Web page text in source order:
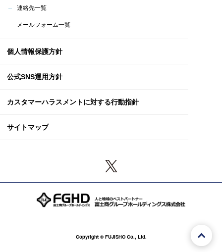
連絡先一覧
メールフォーム一覧
個人情報保護方針
公式SNS運用方針
カスタマーハラスメントに対する行動指針
サイトマップ
Copyright © FUJISHO Co., Ltd.